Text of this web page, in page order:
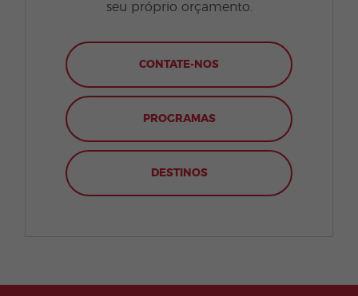
seu próprio orçamento.
CONTATE-NOS
PROGRAMAS
DESTINOS